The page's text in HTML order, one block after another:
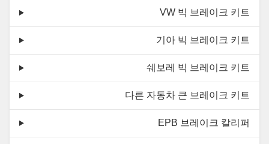
VW 빅 브레이크 키트
기아 빅 브레이크 키트
쉐보레 빅 브레이크 키트
다른 자동차 큰 브레이크 키트
EPB 브레이크 칼리퍼